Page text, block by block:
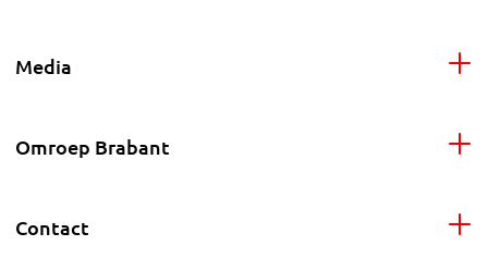
Media
Omroep Brabant
Contact